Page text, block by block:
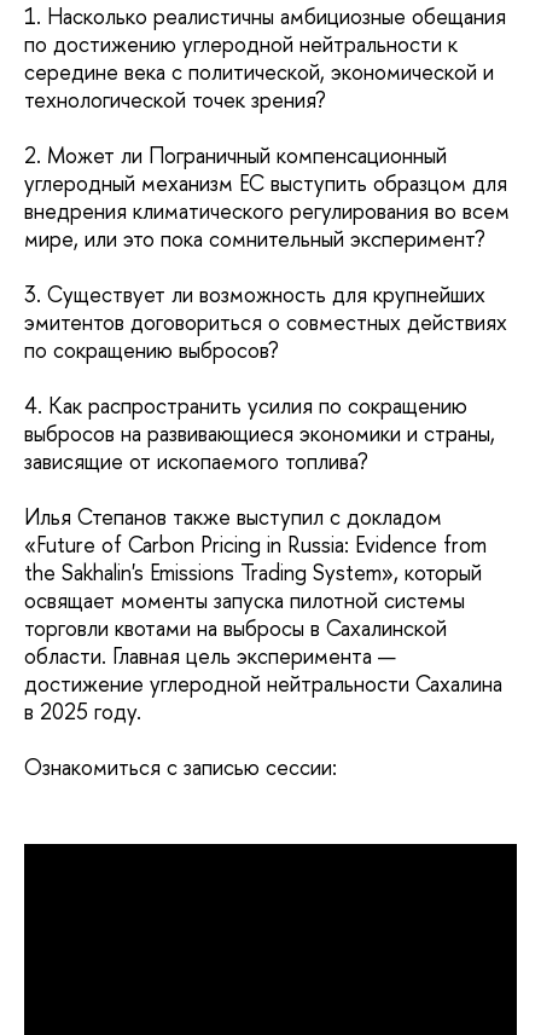
1. Насколько реалистичны амбициозные обещания
по достижению углеродной нейтральности к
середине века с политической, экономической и
технологической точек зрения?
2. Может ли Пограничный компенсационный
углеродный механизм ЕС выступить образцом для
внедрения климатического регулирования во всем
мире, или это пока сомнительный эксперимент?
3. Существует ли возможность для крупнейших
эмитентов договориться о совместных действиях
по сокращению выбросов?
4. Как распространить усилия по сокращению
выбросов на развивающиеся экономики и страны,
зависящие от ископаемого топлива?
Илья Степанов также выступил с докладом
«Future of Carbon Pricing in Russia: Evidence from
the Sakhalin's Emissions Trading System», который
освящает моменты запуска пилотной системы
торговли квотами на выбросы в Сахалинской
области. Главная цель эксперимента —
достижение углеродной нейтральности Сахалина
в 2025 году.
Ознакомиться с записью сессии: